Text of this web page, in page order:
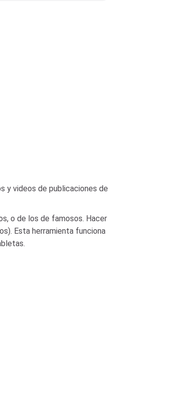
y videos de publicaciones de
o de los de famosos. Hacer
Esta herramienta funciona